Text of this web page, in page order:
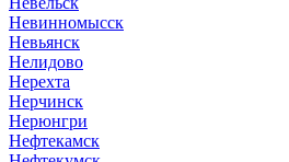
Невинномысск
Невьянск
Нелидово
Нерехта
Нерчинск
Нерюнгри
Нефтекамск